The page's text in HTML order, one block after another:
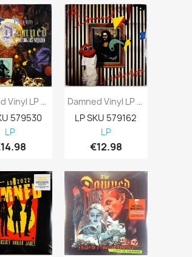
Damned Vinyl LP Best Of Vol 1½ - The Long...
579530
LP
Damned Vinyl LP Lively Arts 10-Inch LP...
LP SKU 579162
LP
€12.98